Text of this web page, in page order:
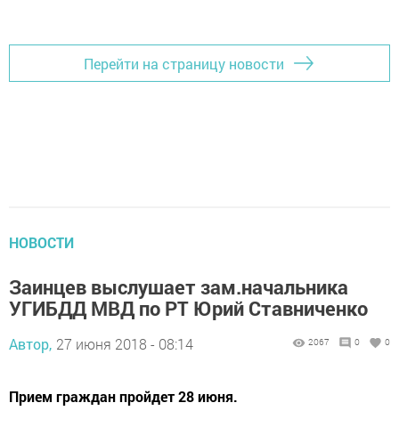
Перейти на страницу новости
НОВОСТИ
Заинцев выслушает зам.начальника
УГИБДД МВД по РТ Юрий Ставниченко
Автор, 27 июня 2018 - 08:14 2067 0 0
Прием граждан пройдет 28 июня.